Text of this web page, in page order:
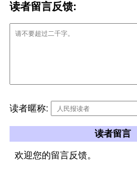
读者留言反馈:
读者暱称:
读者留言
欢迎您的留言反馈。